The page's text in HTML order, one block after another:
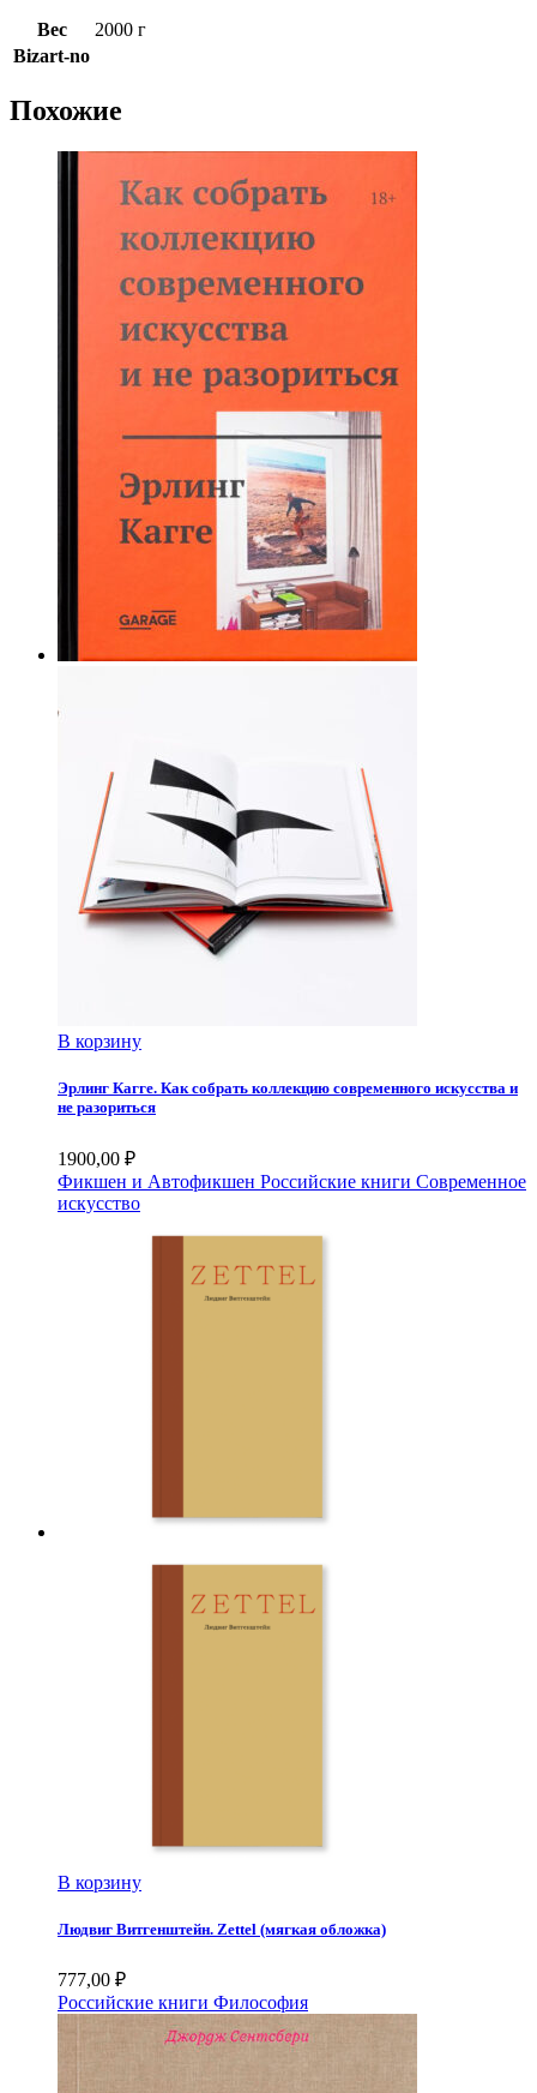
Вес
2000 г
Bizart-no
Похожие
В корзину
Эрлинг Кагге. Как собрать коллекцию современного искусства и
не разориться
1900,00 ₽
Фикшен и Автофикшен Российские книги Современное
искусство
В корзину
Людвиг Витгенштейн. Zettel (мягкая обложка)
777,00 ₽
Российские книги Философия